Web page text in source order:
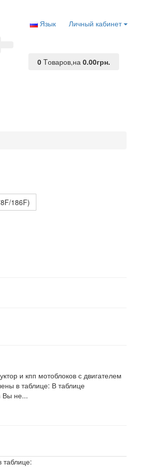
Личный кабинет
Язык
0 Tоваров,на0.00грн.
186F)
и кпп мотоблоков с двигателем
в таблице: В таблице
Вы не...